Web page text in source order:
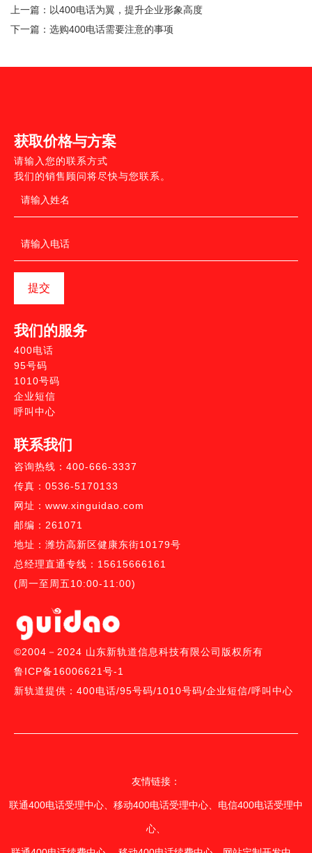
上一篇： 以400电话为翼，提升企业形象高度
下一篇： 选购400电话需要注意的事项
获取价格与方案
请输入您的联系方式
我们的销售顾问将尽快与您联系。
提交
我们的服务
400电话
95号码
1010号码
企业短信
呼叫中心
联系我们
咨询热线：400-666-3337
传真：0536-5170133
网址：www.xinguidao.com
邮编：261071
地址：潍坊高新区健康东街10179号
总经理直通专线：15615666161
(周一至周五10:00-11:00)
©2004－2024 山东新轨道信息科技有限公司版权所有
鲁ICP备16006621号-1
新轨道提供： 400电话/95号码/1010号码/企业短信/呼叫中心
友情链接：
联通400电话受理中心、 移动400电话受理中心 电信400电话受理中
心